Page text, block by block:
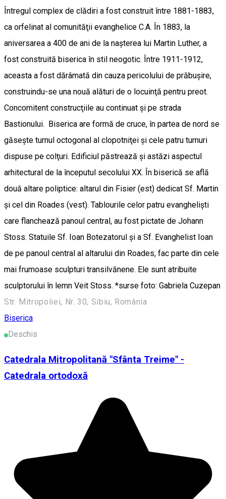
Întregul complex de clădiri a fost construit între 1881-1883,
ca orfelinat al comunităţii evanghelice C.A. În 1883, la
aniversarea a 400 de ani de la naşterea lui Martin Luther, a
fost construită biserica în stil neogotic. Între 1911-1912,
aceasta a fost dărâmată din cauza pericolului de prăbuşire,
construindu-se una nouă alături de o locuinţă pentru preot.
Concomitent construcţiile au continuat şi pe strada
Bastionului. Biserica are formă de cruce, în partea de nord se
găseşte turnul octogonal al clopotniţei şi cele patru turnuri
dispuse pe colţuri. Edificiul păstrează şi astăzi aspectul
arhitectural de la începutul secolului XX. În biserică se află
două altare poliptice: altarul din Fisier (est) dedicat Sf. Martin
şi cel din Roades (vest). Tablourile celor patru evanghelişti
care flanchează panoul central, au fost pictate de Johann
Stoss. Statuile Sf. Ioan Botezatorul şi a Sf. Evanghelist Ioan
de pe panoul central al altarului din Roades, fac parte din cele
mai frumoase sculpturi transilvănene. Ele sunt atribuite
sculptorului în lemn Veit Stoss. *surse foto: Gabriela Cuzepan
Str. Mitropoliei, Nr. 30, Sibiu, România
Biserica
Deschis
Catedrala Mitropolitană "Sfânta Treime" -
Catedrala ortodoxă